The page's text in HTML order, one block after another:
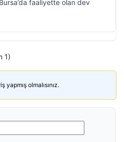
faaliyette olan dev
1)
olmalısınız.